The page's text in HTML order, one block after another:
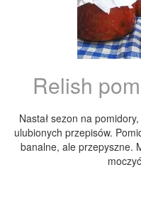
Relish
Nastał sezon na
ulubionych przepisów.
banalne, ale przepyszne.